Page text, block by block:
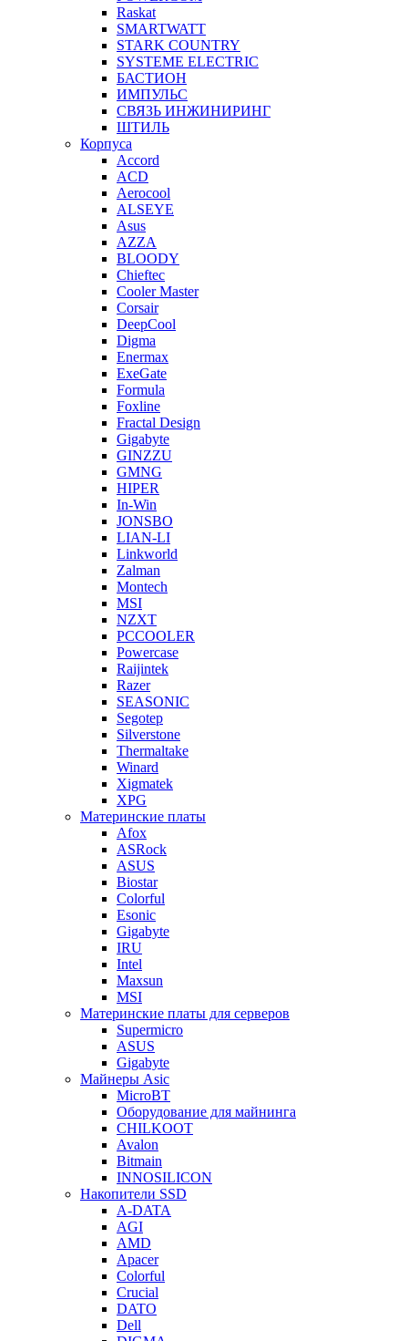
Raskat
SMARTWATT
STARK COUNTRY
SYSTEME ELECTRIC
БАСТИОН
ИМПУЛЬС
СВЯЗЬ ИНЖИНИРИНГ
ШТИЛЬ
Корпуса
Accord
ACD
Aerocool
ALSEYE
Asus
AZZA
BLOODY
Chieftec
Cooler Master
Corsair
DeepCool
Digma
Enermax
ExeGate
Formula
Foxline
Fractal Design
Gigabyte
GINZZU
GMNG
HIPER
In-Win
JONSBO
LIAN-LI
Linkworld
Zalman
Montech
MSI
NZXT
PCCOOLER
Powercase
Raijintek
Razer
SEASONIC
Segotep
Silverstone
Thermaltake
Winard
Xigmatek
XPG
Материнские платы
Afox
ASRock
ASUS
Biostar
Colorful
Esonic
Gigabyte
IRU
Intel
Maxsun
MSI
Материнские платы для серверов
Supermicro
ASUS
Gigabyte
Майнеры Asic
MicroBT
Оборудование для майнинга
CHILKOOT
Avalon
Bitmain
INNOSILICON
Накопители SSD
A-DATA
AGI
AMD
Apacer
Colorful
Crucial
DATO
Dell